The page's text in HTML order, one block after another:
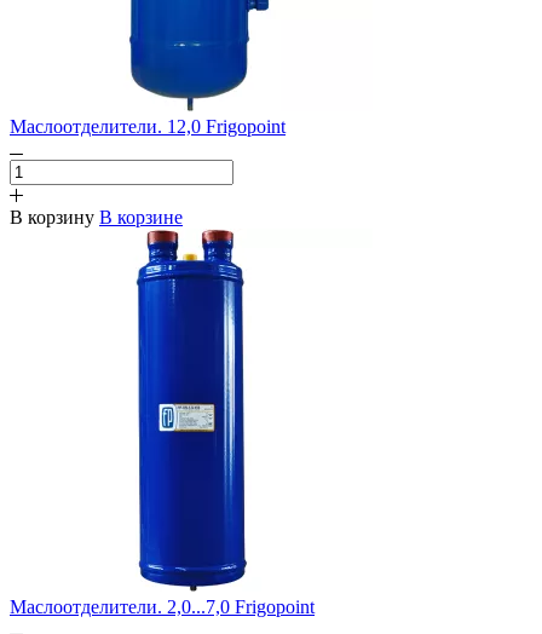
Маслоотделители. 12,0 Frigopoint
В корзину В корзине
Маслоотделители. 2,0...7,0 Frigopoint